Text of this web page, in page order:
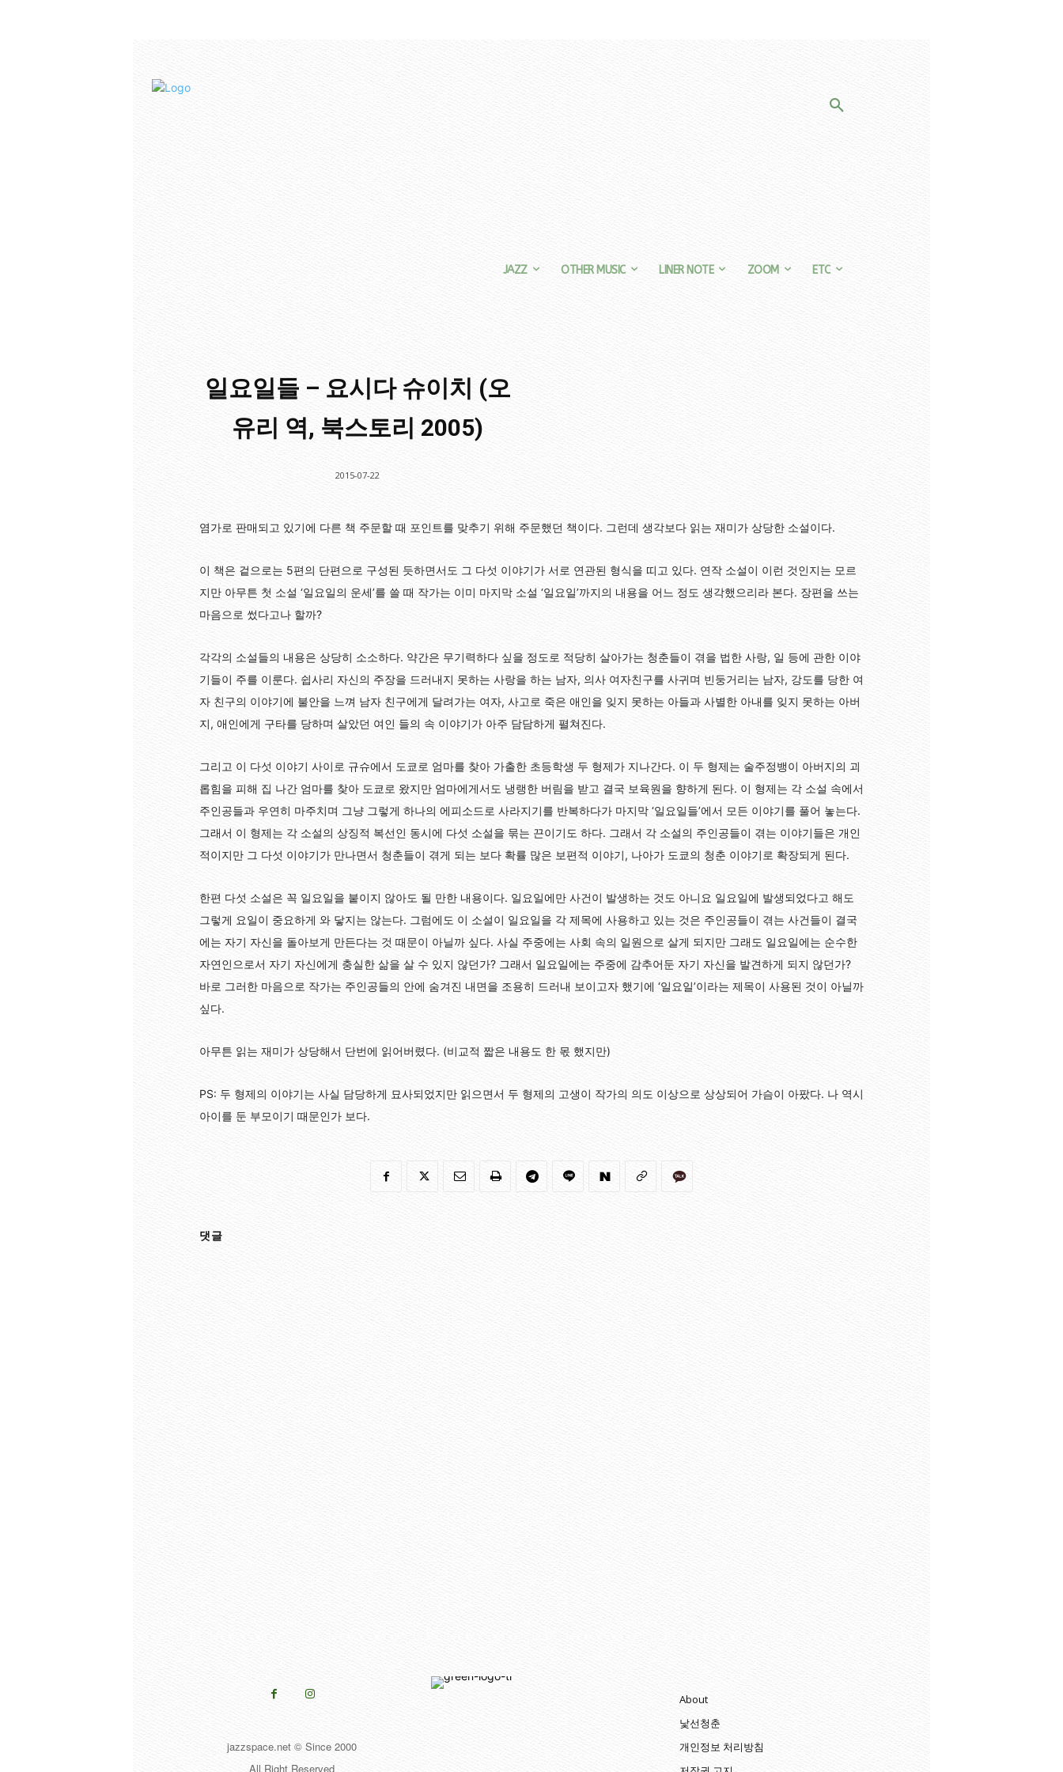
JAZZ OTHER MUSIC LINER NOTE ZOOM ETC
일요일들 – 요시다 슈이치 (오
유리 역, 북스토리 2005)
2015-07-22
염가로 판매되고 있기에 다른 책 주문할 때 포인트를 맞추기 위해 주문했던 책이다. 그런데 생각보다 읽는 재미가 상당한 소설이다.
이 책은 겉으로는 5편의 단편으로 구성된 듯하면서도 그 다섯 이야기가 서로 연관된 형식을 띠고 있다. 연작 소설이 이런 것인지는 모르
지만 아무튼 첫 소설 ‘일요일의 운세’를 쓸 때 작가는 이미 마지막 소설 ‘일요일’까지의 내용을 어느 정도 생각했으리라 본다. 장편을 쓰는
마음으로 썼다고나 할까?
각각의 소설들의 내용은 상당히 소소하다. 약간은 무기력하다 싶을 정도로 적당히 살아가는 청춘들이 겪을 법한 사랑, 일 등에 관한 이야
기들이 주를 이룬다. 쉽사리 자신의 주장을 드러내지 못하는 사랑을 하는 남자, 의사 여자친구를 사귀며 빈둥거리는 남자, 강도를 당한 여
자 친구의 이야기에 불안을 느껴 남자 친구에게 달려가는 여자, 사고로 죽은 애인을 잊지 못하는 아들과 사별한 아내를 잊지 못하는 아버
지, 애인에게 구타를 당하며 살았던 여인 들의 속 이야기가 아주 담담하게 펼쳐진다.
그리고 이 다섯 이야기 사이로 규슈에서 도쿄로 엄마를 찾아 가출한 초등학생 두 형제가 지나간다. 이 두 형제는 술주정뱅이 아버지의 괴
롭힘을 피해 집 나간 엄마를 찾아 도쿄로 왔지만 엄마에게서도 냉랭한 버림을 받고 결국 보육원을 향하게 된다. 이 형제는 각 소설 속에서
주인공들과 우연히 마주치며 그냥 그렇게 하나의 에피소드로 사라지기를 반복하다가 마지막 ‘일요일들’에서 모든 이야기를 풀어 놓는다.
그래서 이 형제는 각 소설의 상징적 복선인 동시에 다섯 소설을 묶는 끈이기도 하다. 그래서 각 소설의 주인공들이 겪는 이야기들은 개인
적이지만 그 다섯 이야기가 만나면서 청춘들이 겪게 되는 보다 확률 많은 보편적 이야기, 나아가 도쿄의 청춘 이야기로 확장되게 된다.
한편 다섯 소설은 꼭 일요일을 붙이지 않아도 될 만한 내용이다. 일요일에만 사건이 발생하는 것도 아니요 일요일에 발생되었다고 해도
그렇게 요일이 중요하게 와 닿지는 않는다. 그럼에도 이 소설이 일요일을 각 제목에 사용하고 있는 것은 주인공들이 겪는 사건들이 결국
에는 자기 자신을 돌아보게 만든다는 것 때문이 아닐까 싶다. 사실 주중에는 사회 속의 일원으로 살게 되지만 그래도 일요일에는 순수한
자연인으로서 자기 자신에게 충실한 삶을 살 수 있지 않던가? 그래서 일요일에는 주중에 감추어둔 자기 자신을 발견하게 되지 않던가?
바로 그러한 마음으로 작가는 주인공들의 안에 숨겨진 내면을 조용히 드러내 보이고자 했기에 ‘일요일’이라는 제목이 사용된 것이 아닐까
싶다.
아무튼 읽는 재미가 상당해서 단번에 읽어버렸다. (비교적 짧은 내용도 한 몫 했지만)
PS: 두 형제의 이야기는 사실 담당하게 묘사되었지만 읽으면서 두 형제의 고생이 작가의 의도 이상으로 상상되어 가슴이 아팠다. 나 역시
아이를 둔 부모이기 때문인가 보다.
댓글
jazzspace.net © Since 2000
All Right Reserved
About
낯선청춘
개인정보 처리방침